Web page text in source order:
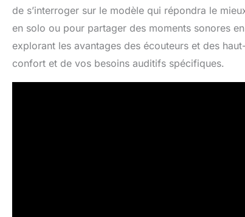
de s’interroger sur le modèle qui répondra le
en solo ou pour partager des moments sonores
explorant les avantages des écouteurs et des
confort et de vos besoins auditifs spécifiques.